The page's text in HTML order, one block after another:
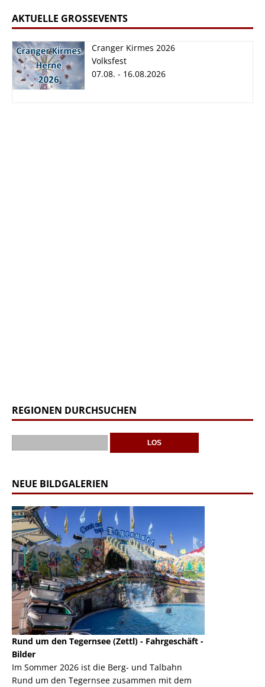
AKTUELLE GROSSEVENTS
Cranger Kirmes 2026
Volksfest
07.08. - 16.08.2026
REGIONEN DURCHSUCHEN
NEUE BILDGALERIEN
Rund um den Tegernsee (Zettl) - Fahrgeschäft -
Bilder
Im Sommer 2026 ist die Berg- und Talbahn
Rund um den Tegernsee zusammen mit dem